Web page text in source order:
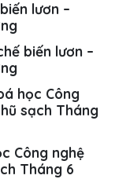
lươn –
biến lươn –
học Công
sạch Tháng
Công nghệ
Tháng 6